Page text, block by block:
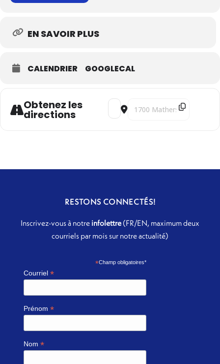
EN SAVOIR PLUS
CALENDRIER GOOGLECAL
Obtenez les
directions
Address - La route dorée
Destination Address - La
RESTONS CONNECTÉS!
Inscrivez-vous à notre infolettre(FR/EN, maximum deux
courriels par mois sur notre actualité)
*Champ obligatoires*
Courriel*
Prénom*
Nom*